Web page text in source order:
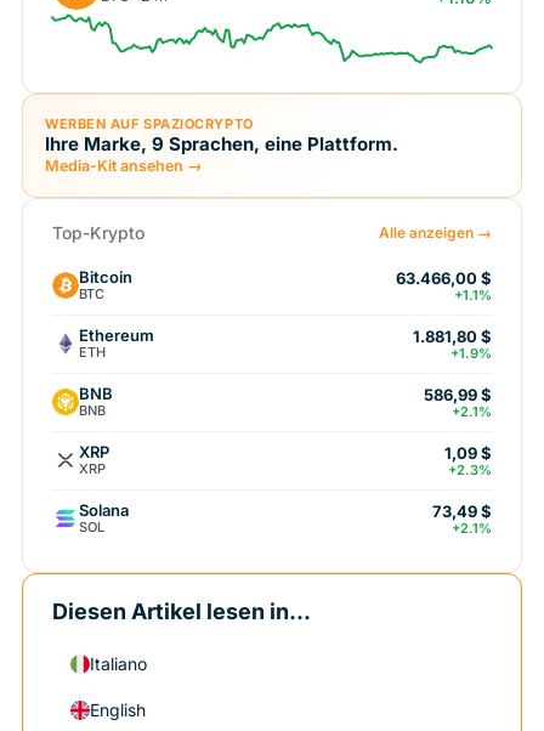
WERBEN AUF SPAZIOCRYPTO
Ihre Marke, 9 Sprachen, eine Plattform.
Media-Kit ansehen →
Top-Krypto Alle anzeigen →
Bitcoin
BTC
63.466,00 $
+1.1%
Ethereum
ETH
1.881,80 $
+1.9%
BNB
BNB
586,99 $
+2.1%
XRP
XRP
1,09 $
+2.3%
Solana
SOL
73,49 $
+2.1%
Diesen Artikel lesen in...
Italiano
English